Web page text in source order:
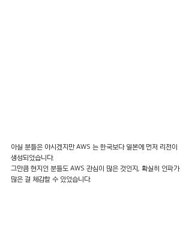
아실 분들은 아시겠지만 AWS 는 한국보다 일본에 먼저 리전이
생성되었습니다.
그만큼 현지인 분들도 AWS 관심이 많은 것인지, 확실히 인파가
많은 걸 체감할 수 있었습니다.